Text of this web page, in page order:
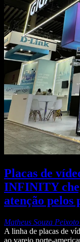
Placas de
INFINITY
atenção pelos
Matheus Souza Peixoto
A linha de placas de
ao varejo norte-